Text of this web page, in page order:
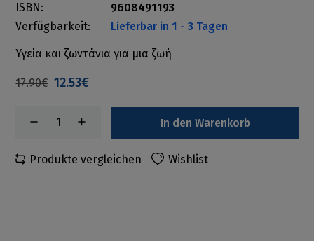
ISBN:
9608491193
Verfügbarkeit:
Lieferbar in 1 - 3 Tagen
Υγεία και ζωντάνια για μια ζωή
17.90€ 12.53€
In den Warenkorb
Produkte vergleichen Wishlist